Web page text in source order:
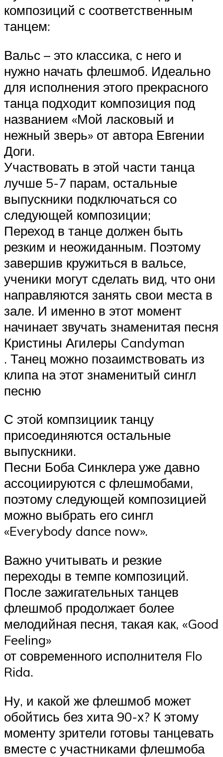
композиций с соответственным
танцем:
Вальс – это классика, с него и
нужно начать флешмоб. Идеально
для исполнения этого прекрасного
танца подходит композиция под
названием «Мой ласковый и
нежный зверь» от автора Евгении
Доги.
Участвовать в этой части танца
лучше 5-7 парам, остальные
выпускники подключаться со
следующей композиции;
Переход в танце должен быть
резким и неожиданным. Поэтому
завершив кружиться в вальсе,
ученики могут сделать вид, что они
направляются занять свои места в
зале. И именно в этот момент
начинает звучать знаменитая песня
Кристины Агилеры Candyman
. Танец можно позаимствовать из
клипа на этот знаменитый сингл
песню
С этой компзициик танцу
присоединяются остальные
выпускники.
Песни Боба Синклера уже давно
ассоциируются с флешмобами,
поэтому следующей композицией
можно выбрать его сингл
«Everybody dance now».
Важно учитывать и резкие
переходы в темпе композиций.
После зажигательных танцев
флешмоб продолжает более
мелодийная песня, такая как, «Good
Feeling»
от современного исполнителя Flo
Rida.
Ну, и какой же флешмоб может
обойтись без хита 90-х? К этому
моменту зрители готовы танцевать
вместе с участниками флешмоба